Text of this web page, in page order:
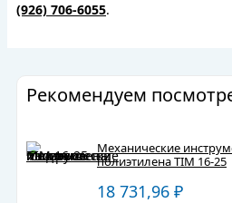
(926) 706-6055.
Рекомендуем
Механические
полиэтилена TIM 16-25
18 731,96 ₽